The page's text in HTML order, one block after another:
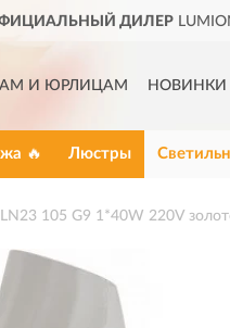
ДИЛЕР
И ЮРЛИЦАМ НОВИНКИ
🔥 Люстры
105 G9 1*40W 220V